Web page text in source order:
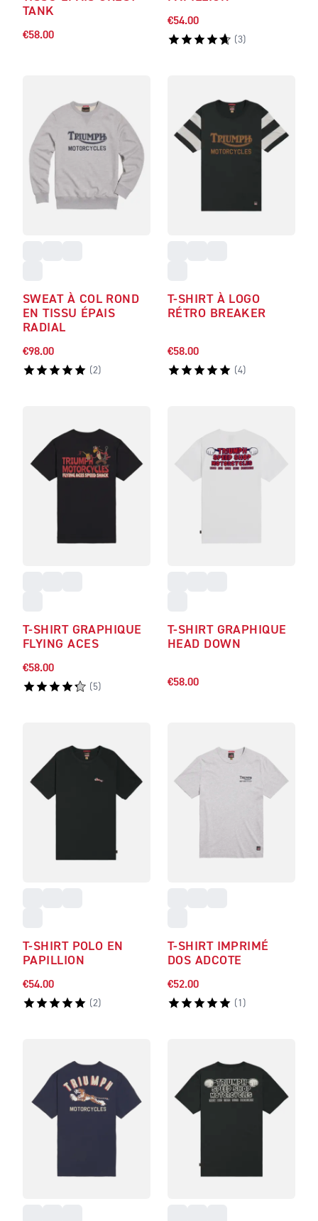
TANK
€58.00
€54.00
(3)
SWEAT À COL ROND
EN TISSU ÉPAIS
RADIAL
€98.00
(2)
T-SHIRT À LOGO
RÉTRO BREAKER
€58.00
(4)
T-SHIRT GRAPHIQUE
FLYING ACES
€58.00
( 5)
T-SHIRT GRAPHIQUE
HEAD DOWN
€58.00
T-SHIRT POLO EN
PAPILLION
€54.00
(2)
T-SHIRT IMPRIMÉ
DOS ADCOTE
€52.00
( 1 )